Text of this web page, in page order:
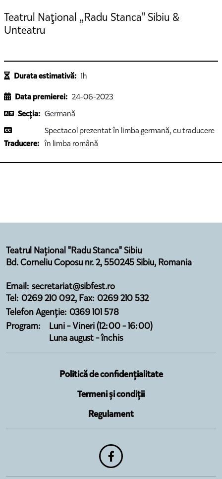
Teatrul Naţional „Radu Stanca" Sibiu &
Unteatru
Durata estimativă: 1h
Data premierei: 24-06-2023
Secția: Germană
Traducere:
Spectacol prezentat în limba germană, cu traducere
în limba română
Teatrul Național "Radu Stanca" Sibiu
Bd. Corneliu Coposu nr. 2, 550245 Sibiu, Romania
Email: secretariat@sibfest.ro
Tel: 0269 210 092, Fax: 0269 210 532
Telefon Agenție: 0369 101 578
Program:
Luni - Vineri (12:00 - 16:00)
Luna august - închis
Politică de confidențialitate
Termeni și condiții
Regulament